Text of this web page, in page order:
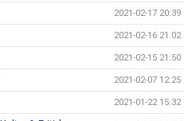
2021-02-17 20:39
2021-02-16 21:02
2021-02-15 21:50
2021-02-07 12:25
2021-01-22 15:32